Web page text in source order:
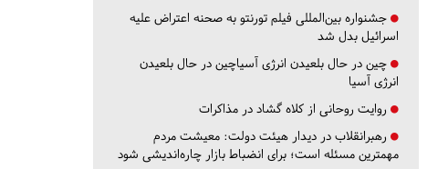
جشنواره بین‌المللی فیلم تورنتو به صحنه اعتراض علیه
اسرائیل بدل شد
چین در حال بلعیدن انرژی آسیاچین در حال بلعیدن
انرژی آسیا
روایت روحانی از کلاه گشاد در مذاکرات
رهبرانقلاب در دیدار هیئت دولت: معیشت مردم
مهمترین مسئله است؛ برای انضباط بازار چاره‌اندیشی شود